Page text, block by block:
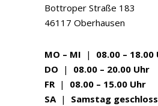
Bottroper Straße 183
46117 Oberhausen
MO – MI | 08.00 – 18.00
DO | 08.00 – 20.00 Uhr
FR| 08.00 – 15.00 Uhr
SA| Samstag